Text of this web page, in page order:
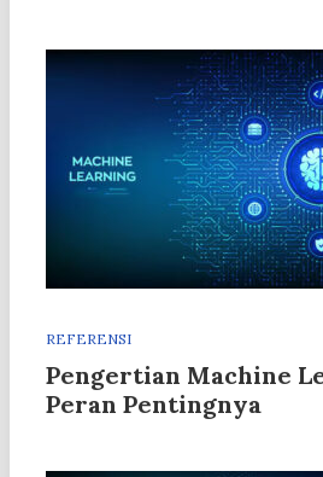
REFERENSI
Pengertian Machine
Peran Pentingnya